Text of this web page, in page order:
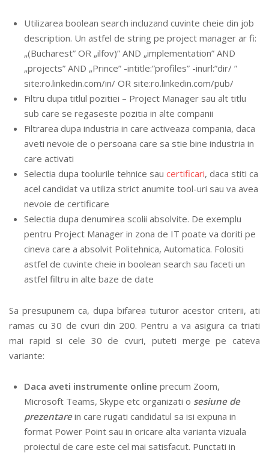
Utilizarea boolean search incluzand cuvinte cheie din job
description. Un astfel de string pe project manager ar fi:
„(Bucharest” OR „ilfov)” AND „implementation” AND
„projects” AND „Prince” -intitle:”profiles” -inurl:”dir/ ”
site:ro.linkedin.com/in/ OR site:ro.linkedin.com/pub/
Filtru dupa titlul pozitiei – Project Manager sau alt titlu
sub care se regaseste pozitia in alte companii
Filtrarea dupa industria in care activeaza compania, daca
aveti nevoie de o persoana care sa stie bine industria in
care activati
Selectia dupa toolurile tehnice sau certificari, daca stiti ca
acel candidat va utiliza strict anumite tool-uri sau va avea
nevoie de certificare
Selectia dupa denumirea scolii absolvite. De exemplu
pentru Project Manager in zona de IT poate va doriti pe
cineva care a absolvit Politehnica, Automatica. Folositi
astfel de cuvinte cheie in boolean search sau faceti un
astfel filtru in alte baze de date
Sa presupunem ca, dupa bifarea tuturor acestor criterii, ati
ramas cu 30 de cvuri din 200. Pentru a va asigura ca triati
mai rapid si cele 30 de cvuri, puteti merge pe cateva
variante:
Daca aveti instrumente online precum Zoom,
Microsoft Teams, Skype etc organizati o sesiune de
prezentarein care rugati candidatul sa isi expuna in
format Power Point sau in oricare alta varianta vizuala
proiectul de care este cel mai satisfacut. Punctati in